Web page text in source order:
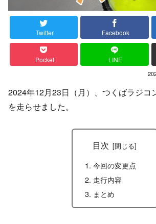
Twitter Facebook
Pocket LINE
2024年12月23日（月）、つくばラジコ
を走らせました。
目次
今回の変更点
走行内容
まとめ